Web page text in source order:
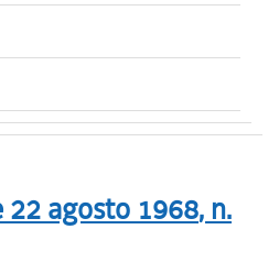
22 agosto 1968, n.